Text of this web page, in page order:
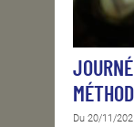
Du 20/11/